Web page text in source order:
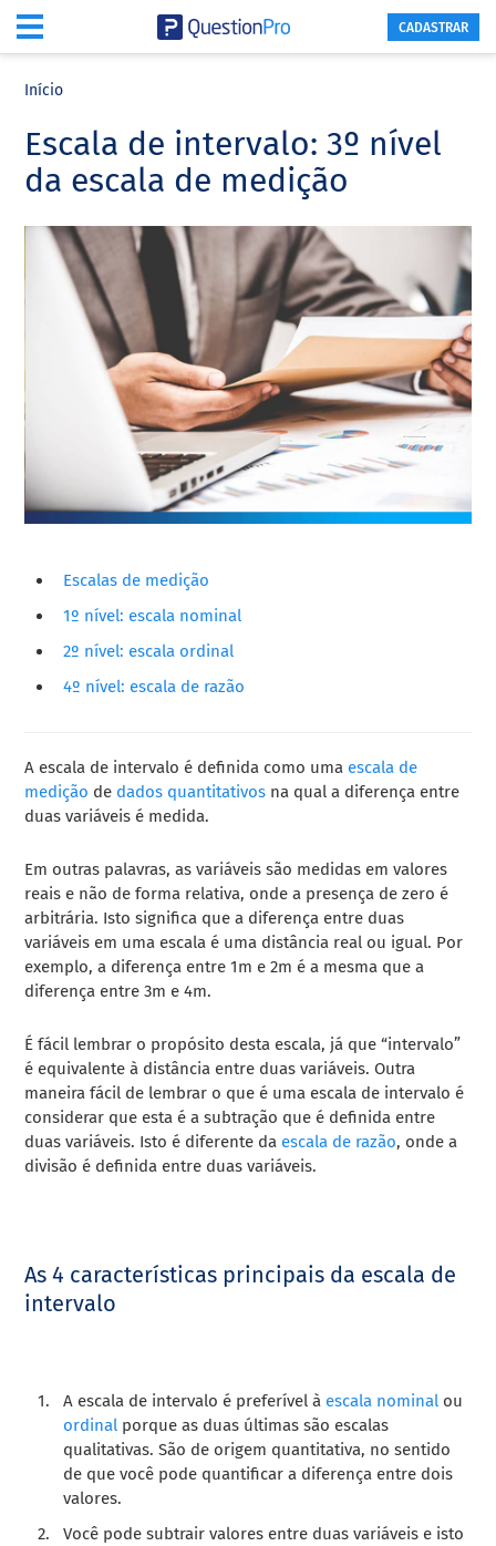
content
sidebar
CADASTRAR
Início
Escala de intervalo: 3º nível
da escala de medição
Escalas de medição
1º nível: escala nominal
2º nível: escala ordinal
4º nível: escala de razão
A escala de intervalo é definida como uma escala de
medição de dados quantitativos na qual a diferença entre
duas variáveis é medida.
Em outras palavras, as variáveis são medidas em valores
reais e não de forma relativa, onde a presença de zero é
arbitrária. Isto significa que a diferença entre duas
variáveis em uma escala é uma distância real ou igual. Por
exemplo, a diferença entre 1m e 2m é a mesma que a
diferença entre 3m e 4m.
É fácil lembrar o propósito desta escala, já que “intervalo”
é equivalente à distância entre duas variáveis. Outra
maneira fácil de lembrar o que é uma escala de intervalo é
considerar que esta é a subtração que é definida entre
duas variáveis. Isto é diferente da escala de razão, onde a
divisão é definida entre duas variáveis.
As 4 características principais da escala de
intervalo
A escala de intervalo é preferível à escala nominal ou
ordinal porque as duas últimas são escalas
qualitativas. São de origem quantitativa, no sentido
de que você pode quantificar a diferença entre dois
valores.
Você pode subtrair valores entre duas variáveis e isto